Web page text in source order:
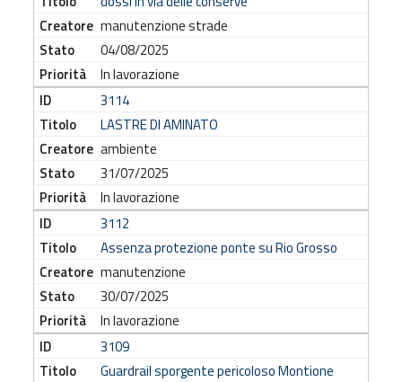
manutenzione strade
04/08/2025
In lavorazione
3114
LASTRE DI AMINATO
ambiente
31/07/2025
In lavorazione
3112
Assenza protezione ponte su Rio Grosso
manutenzione
30/07/2025
In lavorazione
3109
Guardrail sporgente pericoloso Montione